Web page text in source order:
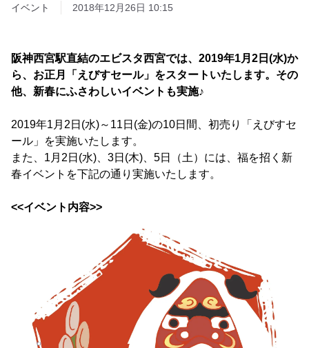
イベント
2018年12月26日 10:15
阪神西宮駅直結のエビスタ西宮では、2019年1月2日(水)か
ら、お正月「えびすセール」をスタートいたします。その
他、新春にふさわしいイベントも実施♪
2019年1月2日(水)～11日(金)の10日間、初売り「えびすセ
ール」を実施いたします。
また、1月2日(水)、3日(木)、5日（土）には、福を招く新
春イベントを下記の通り実施いたします。
<<イベント内容>>